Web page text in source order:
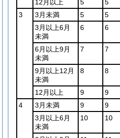
12月以上 5 5
3
3月未満 5 5
3月以上6月
未満
6 6
6月以上9月
未満
7 7
9月以上12月
未満
8 8
12月以上 9 9
4
3月未満 9 9
3月以上6月
未満
10 10